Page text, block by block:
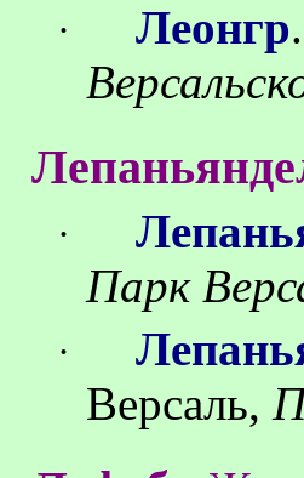
· Леонгр
·
Парк
·
Версаль,